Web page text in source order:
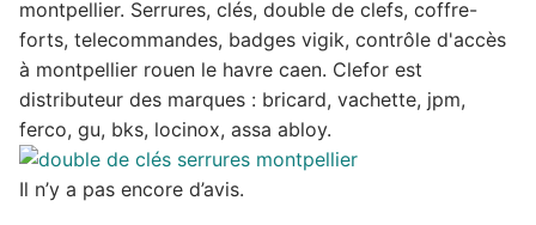
montpellier. Serrures, clés, double de clefs, coffre-
forts, telecommandes, badges vigik, contrôle d'accès
à montpellier rouen le havre caen. Clefor est
distributeur des marques : bricard, vachette, jpm,
ferco, gu, bks, locinox, assa abloy.
Il n’y a pas encore d’avis.